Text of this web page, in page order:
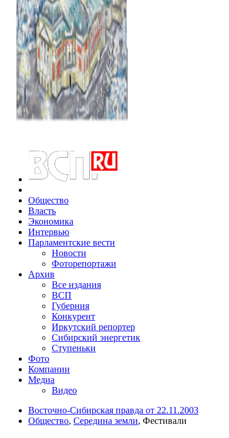
Общество
Власть
Экономика
Интервью
Парламентские вести
Новости
Фоторепортажи
Архив
Все издания
ВСП
Губерния
Конкурент
Иркутский репортер
Сибирский энергетик
Ступеньки
Фото
Компании
Медиа
Видео
Восточно-Сибирская правда от 22.11.2003
Общество, Середина земли, Фестивали